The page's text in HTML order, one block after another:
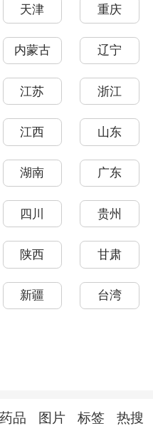
天津 重庆
内蒙古 辽宁
江苏 浙江
江西 山东
湖南 广东
四川 贵州
陕西 甘肃
新疆 台湾
药品 图片 标签 热搜